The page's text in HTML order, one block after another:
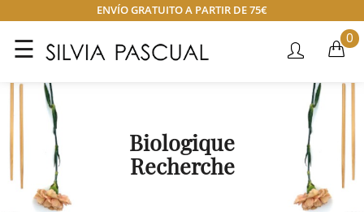
ENVÍO GRATUITO A PARTIR DE 75€
Navegación
palanca
☰ 0
Biologique
Recherche